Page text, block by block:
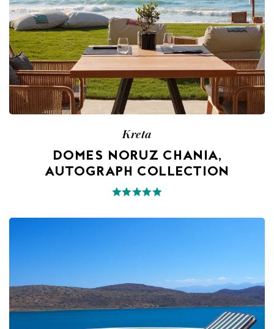
Kreta
DOMES NORUZ CHANIA,
AUTOGRAPH COLLECTION